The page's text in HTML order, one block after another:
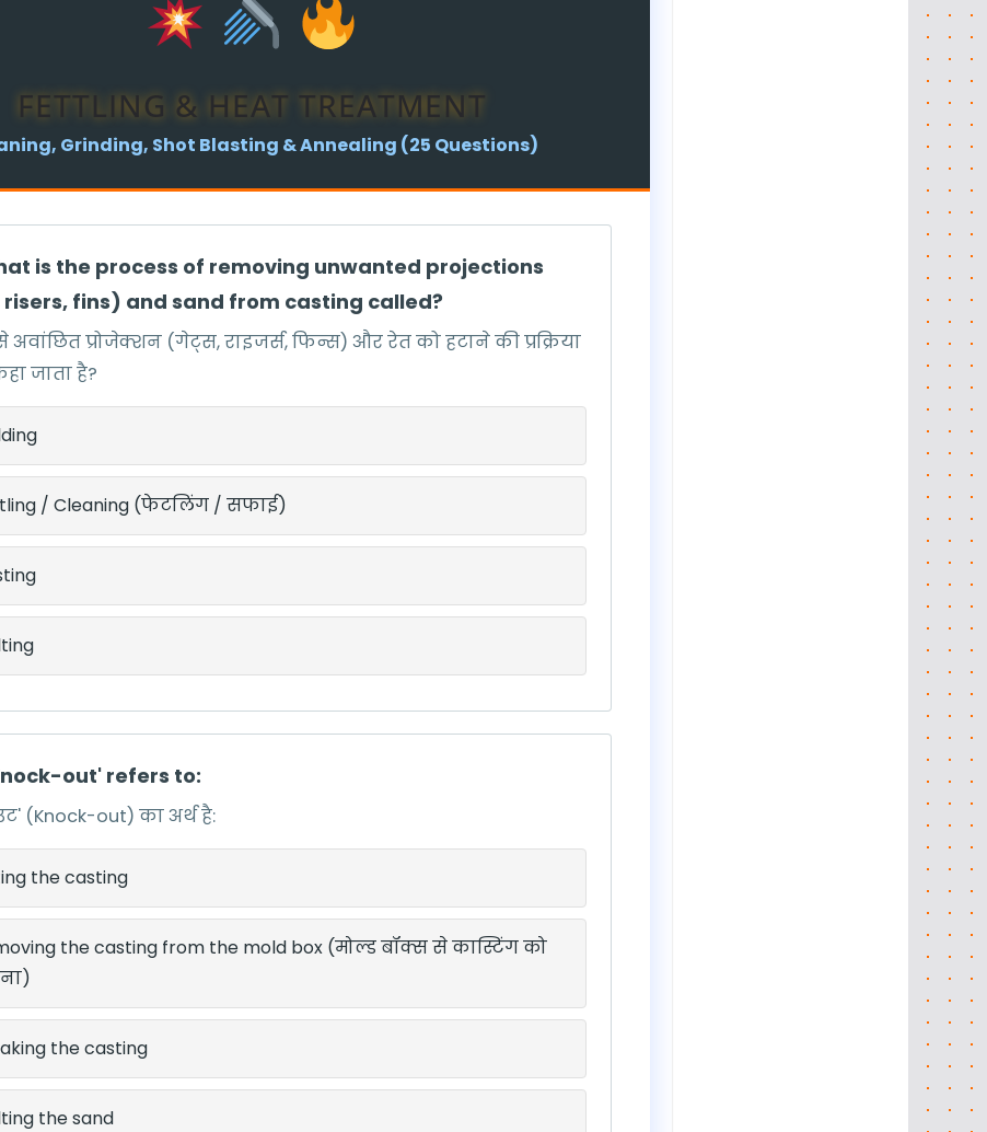
FETTLING & HEAT TREATMENT
Grinding, Shot Blasting & Annealing (25 Questions)
is the process of removing unwanted projections
fins) and sand from casting called?
अवांछित प्रोजेक्शन (गेट्स, राइजर्स, फिन्स) और रेत को हटाने की प्रक्रिया
जाता है?
/ Cleaning (फेटलिंग / सफाई)
out' refers to:
(Knock-out) का अर्थ है:
the casting
the casting from the mold box (मोल्ड बॉक्स से कास्टिंग को
the casting
the sand